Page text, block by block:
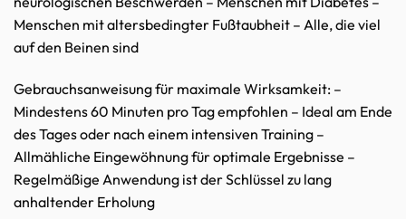
Menschen mit altersbedingter Fußtaubheit – Alle, die viel
auf den Beinen sind
Gebrauchsanweisung für maximale Wirksamkeit: –
Mindestens 60 Minuten pro Tag empfohlen – Ideal am Ende
des Tages oder nach einem intensiven Training –
Allmähliche Eingewöhnung für optimale Ergebnisse –
Regelmäßige Anwendung ist der Schlüssel zu lang
anhaltender Erholung